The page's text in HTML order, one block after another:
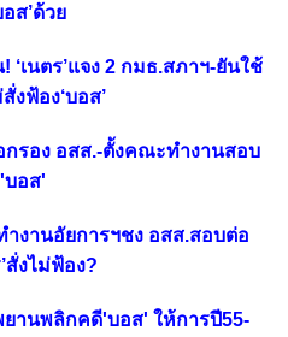
ส’ด้วย
‘เนตร’แจง 2 กมธ.สภาฯ-ยันใช้
ฟ้อง‘บอส’
กรอง อสส.-ตั้งคณะทำงานสอบ
บอส'
งานอัยการฯชง อสส.สอบต่อ
สั่งไม่ฟ้อง?
ยานพลิกคดี'บอส' ให้การปี55-